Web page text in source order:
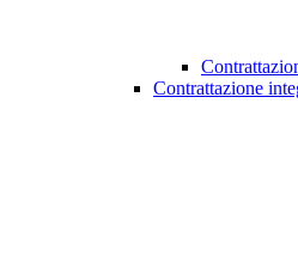
Contrattazione